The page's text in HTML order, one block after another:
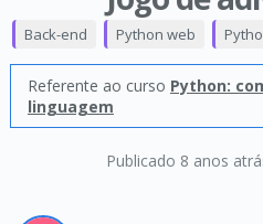
Publicado 8 anos
Back-end Python web
Referente ao curso Python:
linguagem